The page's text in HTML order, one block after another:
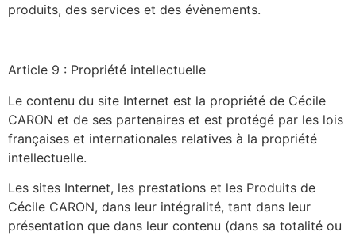
produits, des services et des évènements.
Article 9 : Propriété intellectuelle
Le contenu du site Internet est la propriété de Cécile
CARON et de ses partenaires et est protégé par les lois
françaises et internationales relatives à la propriété
intellectuelle.
Les sites Internet, les prestations et les Produits de
Cécile CARON, dans leur intégralité, tant dans leur
présentation que dans leur contenu (dans sa totalité ou